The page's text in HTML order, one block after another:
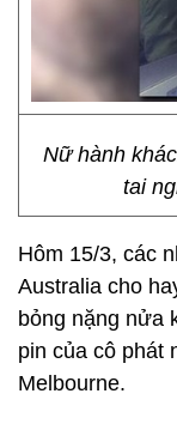
Nữ hành
tai
Hôm 15/3, các
Australia cho
bỏng nặng nửa
pin của cô phát
Melbourne.